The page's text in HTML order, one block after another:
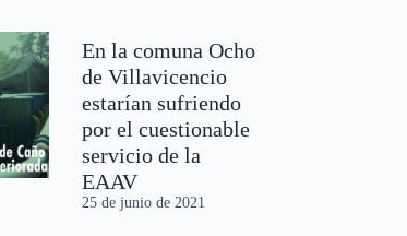
En la comuna Ocho
de Villavicencio
estarían sufriendo
por el cuestionable
servicio de la
EAAV
25 de junio de 2021